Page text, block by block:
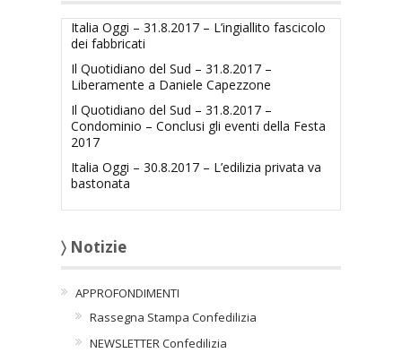
Italia Oggi – 31.8.2017 – L’ingiallito fascicolo
dei fabbricati
Il Quotidiano del Sud – 31.8.2017 –
Liberamente a Daniele Capezzone
Il Quotidiano del Sud – 31.8.2017 –
Condominio – Conclusi gli eventi della Festa
2017
Italia Oggi – 30.8.2017 – L’edilizia privata va
bastonata
〉 Notizie
APPROFONDIMENTI
Rassegna Stampa Confedilizia
NEWSLETTER Confedilizia